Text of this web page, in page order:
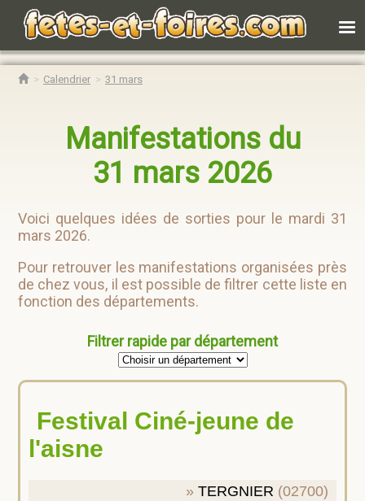
Calendrier 31 mars
Manifestations du
31 mars 2026
Voici quelques idées de sorties pour le mardi 31
mars 2026.
Pour retrouver les manifestations organisées près
de chez vous, il est possible de filtrer cette liste en
fonction des départements.
Filtrer rapide par département
Festival Ciné-jeune de
l'aisne
TERGNIER (02700)